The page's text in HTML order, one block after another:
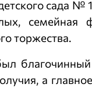
сада №
семейная
торжества.
а